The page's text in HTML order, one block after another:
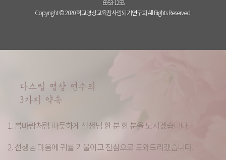
6953-1258
Copyright © 2020 학교명상교육참사람되기연구회 All Rights Reserved.
1. 봄바람처럼 따듯하게 선생님 한 분 한 분을 모시겠습니다.
2. 선생님 마음에 귀를 기울이고 진심으로 도와드리겠습니다.